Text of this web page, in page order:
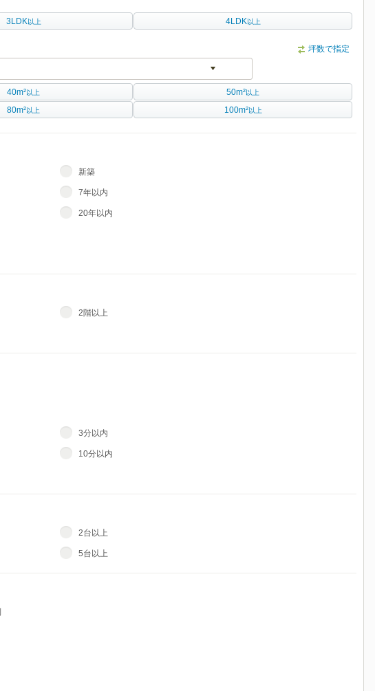
3LDK 以上 4LDK 以上
坪数で指定
40m²以上 50m²以上
80m²以上 100m²以上
新築
7年以内
20年以内
2階以上
3分以内
10分以内
2台以上
5台以上